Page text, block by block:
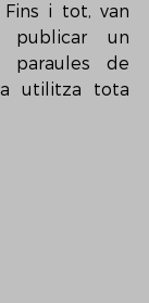
Fins i tot, van
un
paraules de
utilitza tota